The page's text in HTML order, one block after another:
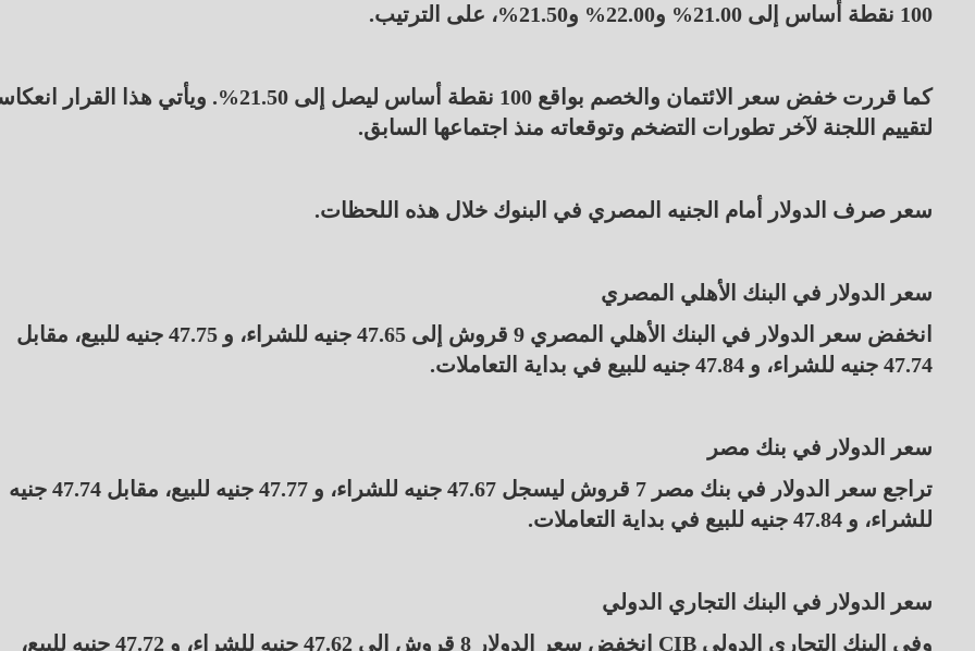
100 نقطة أساس إلى 21.00% و22.00% و21.50%، على الترتيب.
كما قررت خفض سعر الائتمان والخصم بواقع 100 نقطة أساس ليصل إلى 21.50%. ويأتي هذا القرار
لتقييم اللجنة لآخر تطورات التضخم وتوقعاته منذ اجتماعها السابق.
سعر صرف الدولار أمام الجنيه المصري في البنوك خلال هذه اللحظات.
سعر الدولار في البنك الأهلي المصري
انخفض سعر الدولار في البنك الأهلي المصري 9 قروش إلى 47.65 جنيه للشراء، و 47.75 جنيه للبيع، مقابل
47.74 جنيه للشراء، و 47.84 جنيه للبيع في بداية التعاملات.
سعر الدولار في بنك مصر
تراجع سعر الدولار في بنك مصر 7 قروش ليسجل 47.67 جنيه للشراء، و 47.77 جنيه للبيع، مقابل 47.74 جنيه
للشراء، و 47.84 جنيه للبيع في بداية التعاملات.
سعر الدولار في البنك التجاري الدولي
وفي البنك التجاري الدولي CIB انخفض سعر الدولار 8 قروش إلى 47.62 جنيه للشراء، و 47.72 جنيه للبيع،